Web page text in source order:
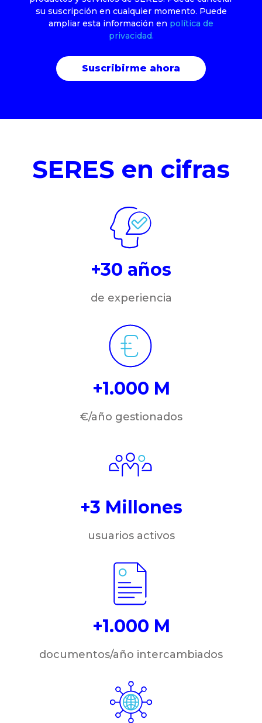
su suscripción en cualquier momento. Puede
ampliar esta información en política de
privacidad.
SERES en cifras
+30 años
de experiencia
+1.000 M
€/año gestionados
+3 Millones
usuarios activos
+1.000 M
documentos/año intercambiados